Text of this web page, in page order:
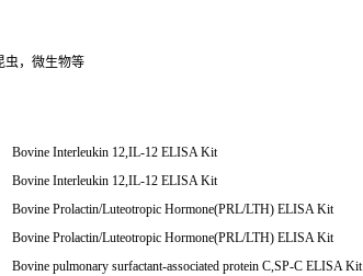
虫，微生物等
Bovine Interleukin 12,IL-12 ELISA Kit
Bovine Interleukin 12,IL-12 ELISA Kit
Bovine Prolactin/Luteotropic Hormone(PRL/LTH) ELISA Kit
Bovine Prolactin/Luteotropic Hormone(PRL/LTH) ELISA Kit
Bovine pulmonary surfactant-associated protein C,SP-C ELISA Kit